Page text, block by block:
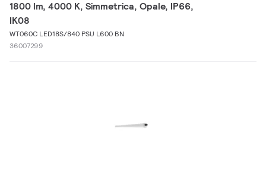
1800 lm, 4000 K, Simmetrica, Opale, IP66,
IK08
WT060C LED18S/840 PSU L600 BN
36007299